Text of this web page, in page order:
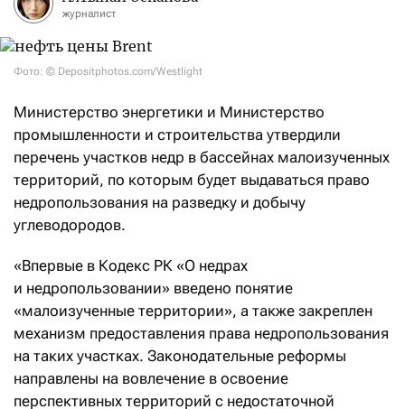
журналист
Фото: © Depositphotos.com/Westlight
Министерство энергетики и Министерство
промышленности и строительства утвердили
перечень участков недр в бассейнах малоизученных
территорий, по которым будет выдаваться право
недропользования на разведку и добычу
углеводородов.
«Впервые в Кодекс РК «О недрах
и недропользовании» введено понятие
«малоизученные территории», а также закреплен
механизм предоставления права недропользования
на таких участках. Законодательные реформы
направлены на вовлечение в освоение
перспективных территорий с недостаточной